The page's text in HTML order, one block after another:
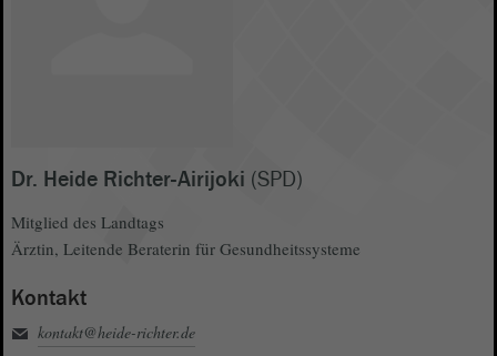
Dr. Heide Richter-Airijoki (SPD)
Mitglied des Landtags
Ärztin, Leitende Beraterin für Gesundheitssysteme
Kontakt
kontakt@heide-richter.de